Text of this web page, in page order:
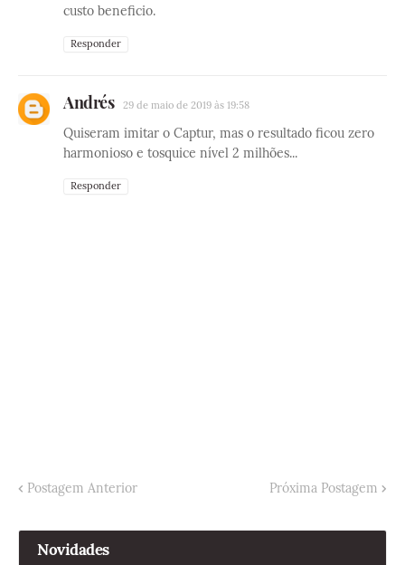
custo beneficio.
Responder
Andrés 29 de maio de 2019 às 19:58
Quiseram imitar o Captur, mas o resultado ficou zero
harmonioso e tosquice nível 2 milhões...
Responder
Postagem Anterior Próxima Postagem
Novidades